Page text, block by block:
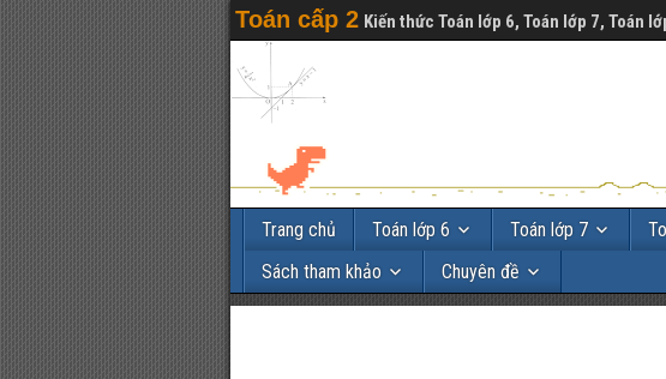
Toán cấp 2 Kiến thức Toán lớp 6, Toán lớp 7, Toán
Trang chủ Toán lớp 6 Toán lớp 7
Sách tham khảo
Chuyên đề